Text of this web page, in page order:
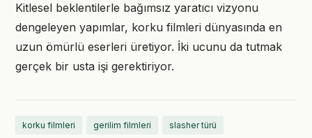
Kitlesel beklentilerle bağımsız yaratıcı vizyonu
dengeleyen yapımlar, korku filmleri dünyasında en
uzun ömürlü eserleri üretiyor. İki ucunu da tutmak
gerçek bir usta işi gerektiriyor.
korku filmleri gerilim filmleri slasher türü